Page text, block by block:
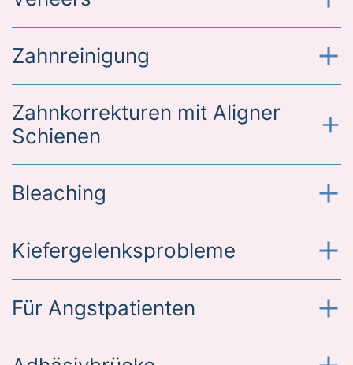
Zahnreinigung
Zahnkorrekturen mit Aligner
Schienen
Bleaching
Kiefergelenksprobleme
Für Angstpatienten